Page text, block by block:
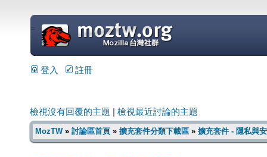
=
登入 註冊
檢視沒有回覆的主題 檢視最近討論的主題
MozTW» 討論區首頁 » 擴充套件分類下載區 » 擴充套件 - 隱私與